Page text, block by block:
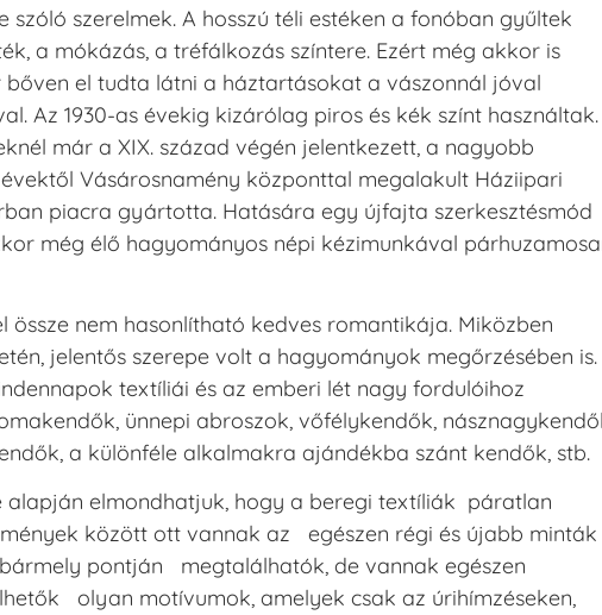
szerelmek. A hosszú téli estéken a fonóban gyűltek
a mókázás, a tréfálkozás színtere. Ezért még akkor is
el tudta látni a háztartásokat a vászonnál jóval
Az 1930-as évekig kizárólag piros és kék színt használtak.
már a XIX. század végén jelentkezett, a nagyobb
Vásárosnamény központtal megalakult Háziipari
piacra gyártotta. Hatására egy újfajta szerkesztésmód
még élő hagyományos népi kézimunkával
nem hasonlítható kedves romantikája. Miközben
jelentős szerepe volt a hagyományok megőrzésében is.
textíliái és az emberi lét nagy fordulóihoz
ünnepi abroszok, vőfélykendők,
a különféle alkalmakra ajándékba szánt kendők, stb.
elmondhatjuk, hogy a beregi textíliák páratlan
között ott vannak az egészen régi és újabb minták
pontján megtalálhatók, de vannak egészen
olyan motívumok, amelyek csak az úrihímzéseken,